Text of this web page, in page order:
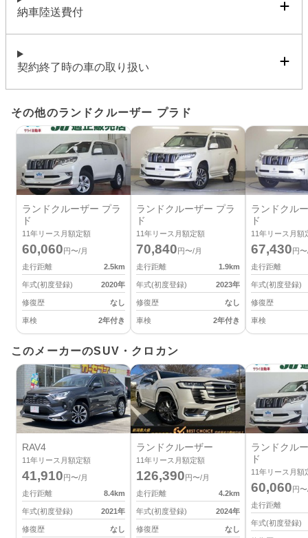
納車陸送費付
契約終了時の車の取り扱い
その他のランドクルーザー プラド
ランドクルーザー プラ
ド
11年リース月額定額
60,060円〜/月
走行距離
2.5km
年式(初度登録) 2020年
修復歴 なし
車検 2年付き
ランドクルーザー プラ
ド
11年リース月額定額
70,840円〜/月
走行距離
1.9km
年式(初度登録) 2023年
修復歴 なし
車検 2年付き
ランドクル
ド
11年リース月額
67,430円
走行距離
年式(初度登録)
修復歴
車検
このメーカーのSUV・クロカン
RAV4
11年リース月額定額
41,910円〜/月
走行距離
8.4km
年式(初度登録) 2021年
修復歴 なし
ランドクルーザー
11年リース月額定額
126,390円〜/月
走行距離
4.2km
年式(初度登録) 2024年
修復歴 なし
ランドクル
ド
11年リース月額
60,060円
走行距離
年式(初度登録)